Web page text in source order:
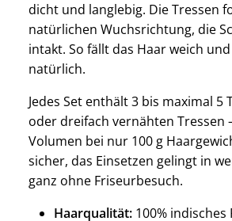
dicht und langlebig. Die Tressen
natürlichen Wuchsrichtung, die
intakt. So fällt das Haar weich
natürlich.
Jedes Set enthält 3 bis maximal 5
oder dreifach vernähten Tressen
Volumen bei nur 100 g
sicher, das Einsetzen gelingt in
ganz ohne Friseurbesuch.
Haarqualität: 100% indisches